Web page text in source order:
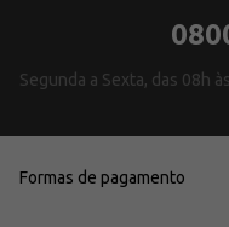
Segunda a Sexta, das 08h
Formas de pagamento